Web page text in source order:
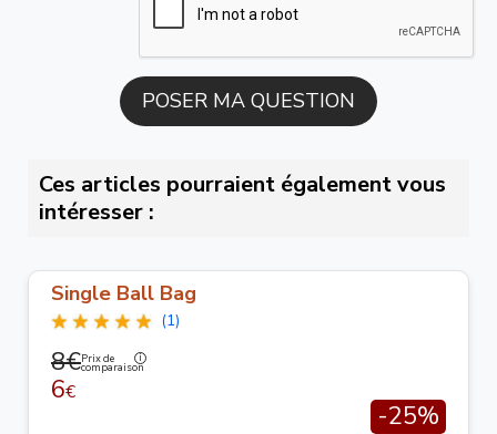
Ces articles pourraient également vous
intéresser :
Single Ball Bag
(1)
8€Prix de
comparaison
6€
-25%